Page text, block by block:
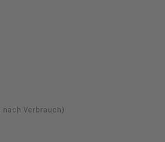
nach Verbrauch)